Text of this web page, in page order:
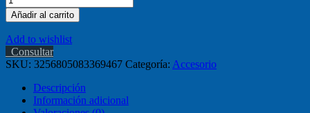
Añadir al carrito
Add to wishlist
Consultar
SKU: 3256805083369467 Categoría: Accesorio
Descripción
Información adicional